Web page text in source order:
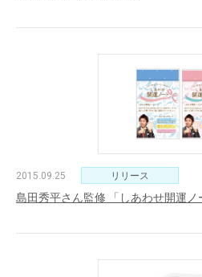
2015.09.25 リリース
島田秀平さん監修 「しあわせ開運ノ